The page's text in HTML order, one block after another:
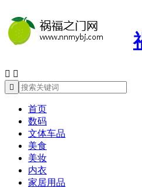
 

首页
数码
文体车品
美食
美妆
内衣
家居用品